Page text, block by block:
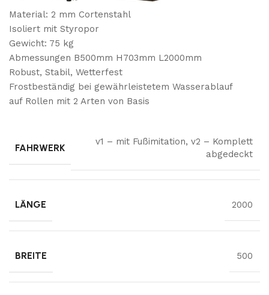
Material: 2 mm Cortenstahl
Isoliert mit Styropor
Gewicht: 75 kg
Abmessungen B500mm H703mm L2000mm
Robust, Stabil, Wetterfest
Frostbeständig bei gewährleistetem Wasserablauf
auf Rollen mit 2 Arten von Basis
FAHRWERK
v1 – mit Fußimitation, v2 – Komplett
abgedeckt
LÄNGE 2000
BREITE 500